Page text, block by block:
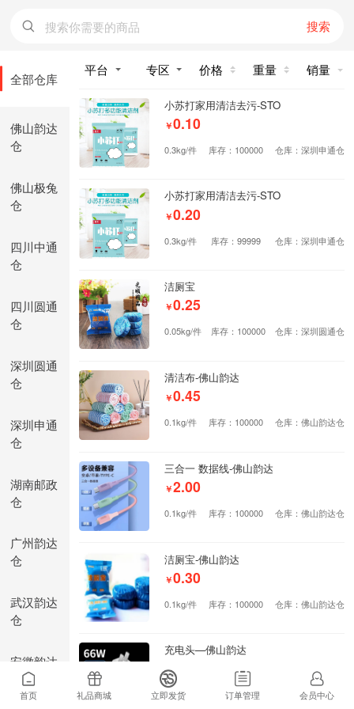
搜索
全部仓库
佛山韵达
仓
佛山极兔
仓
四川中通
仓
四川圆通
仓
深圳圆通
仓
深圳申通
仓
湖南邮政
仓
广州韵达
仓
武汉韵达
仓
安徽韵达
仓
价格 重量 销量
小苏打家用清洁去污-STO
￥0.10
0.3kg/件 库存：100000 仓库：深圳申通仓
小苏打家用清洁去污-STO
￥0.20
0.3kg/件 库存：99999 仓库：深圳申通仓
洁厕宝
￥0.25
0.05kg/件 库存：100000 仓库：深圳圆通仓
清洁布-佛山韵达
￥0.45
0.1kg/件 库存：100000 仓库：佛山韵达仓
三合一 数据线-佛山韵达
￥2.00
0.1kg/件 库存：100000 仓库：佛山韵达仓
洁厕宝-佛山韵达
￥0.30
0.1kg/件 库存：100000 仓库：佛山韵达仓
充电头—佛山韵达
￥7.80
0.6kg/件 库存：100000 仓库：佛山韵达仓
首页 礼品商城 立即发货 订单管理 会员中心